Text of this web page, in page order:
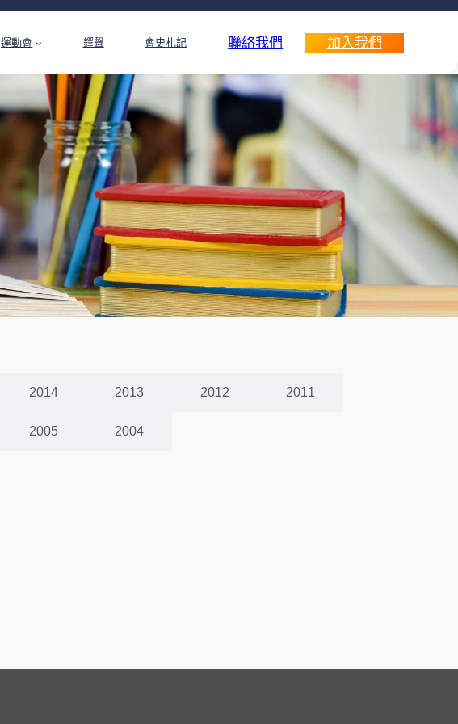
運動會 鐸聲 會史札記 聯絡我們 加入我們
2014 2013 2012 2011
2005 2004